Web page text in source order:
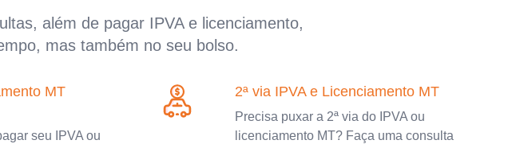
além de pagar IPVA e licenciamento,
mas também no seu bolso.
MT
seu IPVA ou
2ª via IPVA e Licenciamento MT
Precisa puxar a 2ª via do IPVA ou
licenciamento MT? Faça uma consulta